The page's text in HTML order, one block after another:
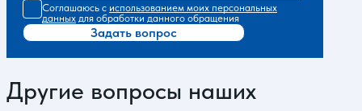
Соглашаюсь с использованием моих персональных
данных для обработки данного обращения
Задать вопрос
Другие вопросы наших